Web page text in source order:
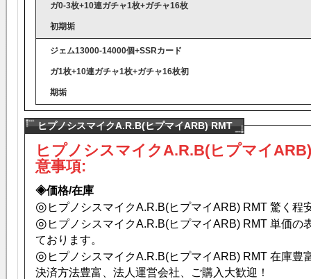
ガ0-3枚+10連ガチャ1枚+ガチャ16枚
初期垢
ジェム13000-14000個+SSRカード
ガ1枚+10連ガチャ1枚+ガチャ16枚初
期垢
ヒプノシスマイクA.R.B(ヒプマイARB) RMT
ヒプノシスマイクA.R.B(ヒプマイ
意事項:
◈価格/在庫
◎ ヒプノシスマイクA.R.B(ヒプマイARB) RMT 驚く程
◎ ヒプノシスマイクA.R.B(ヒプマイARB) RMT 単価の
ております。
◎ ヒプノシスマイクA.R.B(ヒプマイARB) RMT 在庫豊
決済方法豊富、法人運営会社、ご購入大歓迎！